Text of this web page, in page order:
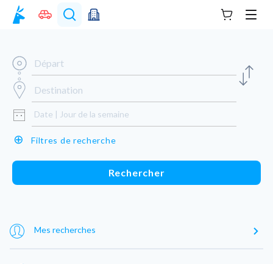
Votre panier
⊕ Filtres de recherche
Rechercher
Mes recherches